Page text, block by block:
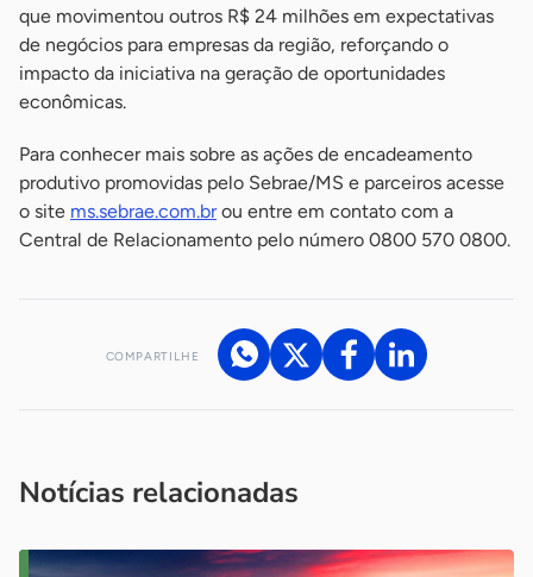
que movimentou outros R$ 24 milhões em expectativas
de negócios para empresas da região, reforçando o
impacto da iniciativa na geração de oportunidades
econômicas.
Para conhecer mais sobre as ações de encadeamento
produtivo promovidas pelo Sebrae/MS e parceiros acesse
o site ms.sebrae.com.brou entre em contato com a
Central de Relacionamento pelo número 0800 570 0800.
COMPARTILHE
Notícias relacionadas